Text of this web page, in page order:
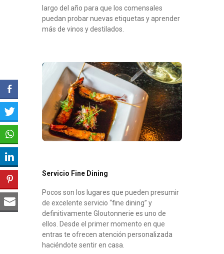
largo del año para que los comensales
puedan probar nuevas etiquetas y aprender
más de vinos y destilados.
Servicio Fine Dining
Pocos son los lugares que pueden presumir
de excelente servicio “fine dining” y
definitivamente Gloutonnerie es uno de
ellos. Desde el primer momento en que
entras te ofrecen atención personalizada
haciéndote sentir en casa.